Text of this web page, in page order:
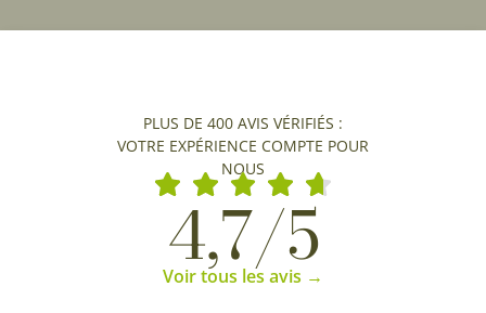
PLUS DE 400 AVIS VÉRIFIÉS :
VOTRE EXPÉRIENCE COMPTE POUR
NOUS
4,7/5
Voir tous les avis →